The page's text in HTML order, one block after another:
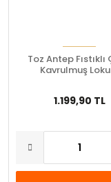
Toz Antep
Kavrulmuş
1.199,90 TL